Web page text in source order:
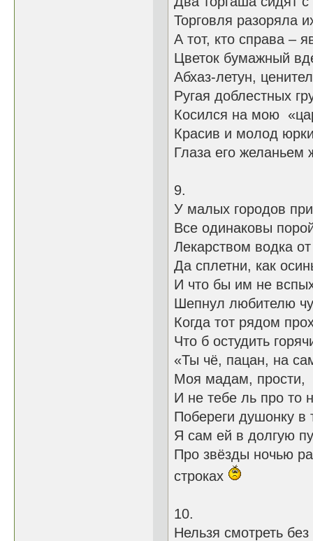
Торговля
А тот, кто справа –
Цветок бумажный
Абхаз-летун,
Ругая доблестных
Косился на мою
Красив и молод
Глаза его желаньем
9.
У малых городов
Все одинаковы
Лекарством водка
Да сплетни, как
И что бы им не
Шепнул любителю
Когда тот рядом
Что б остудить
«Ты чё, пацан, на
Моя мадам, прости,
И не тебе ль про то
Побереги душонку в
Я сам ей в долгую
Про звёзды
строках
10.
Нельзя смотреть